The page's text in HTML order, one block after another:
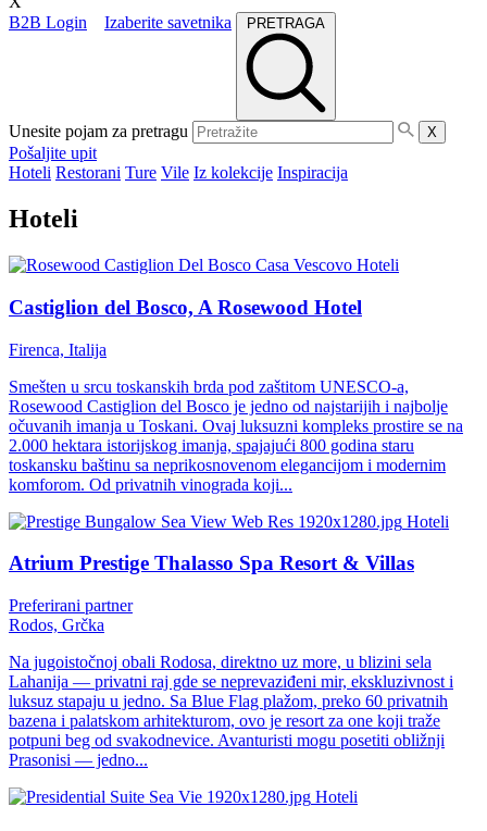
B2B Login
Izaberite savetnika PRETRAGA
Unesite pojam za pretragu X
Pošaljite upit
Hoteli Restorani Ture Vile Iz kolekcije Inspiracija
Hoteli
Hoteli
Castiglion del Bosco, A Rosewood Hotel
Firenca, Italija
Smešten u srcu toskanskih brda pod zaštitom UNESCO-a,
Rosewood Castiglion del Bosco je jedno od najstarijih i najbolje
očuvanih imanja u Toskani. Ovaj luksuzni kompleks prostire se na
2.000 hektara istorijskog imanja, spajajući 800 godina staru
toskansku baštinu sa neprikosnovenom elegancijom i modernim
komforom. Od privatnih vinograda koji...
Hoteli
Atrium Prestige Thalasso Spa Resort & Villas
Preferirani partner
Rodos, Grčka
Na jugoistočnoj obali Rodosa, direktno uz more, u blizini sela
Lahanija — privatni raj gde se neprevaziđeni mir, ekskluzivnost i
luksuz stapaju u jedno. Sa Blue Flag plažom, preko 60 privatnih
bazena i palatskom arhitekturom, ovo je resort za one koji traže
potpuni beg od svakodnevice. Avanturisti mogu posetiti obližnji
Prasonisi — jedno...
Hoteli